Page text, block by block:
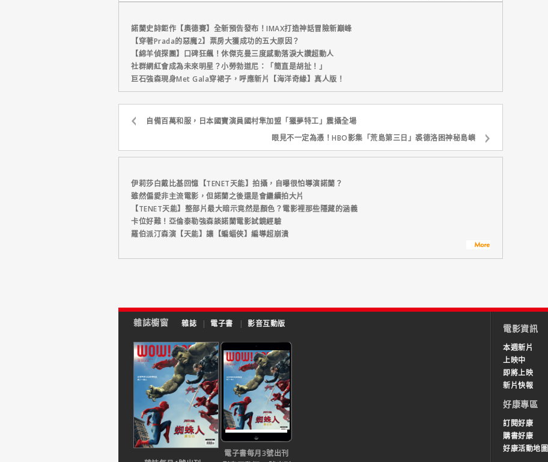
諾蘭史詩鉅作【奧德賽】全新預告發布！IMAX打造神話冒險新巔峰
【穿著Prada的惡魔2】票房大獲成功的五大原因？
【綿羊偵探團】口碑狂飆！休傑克曼三度感動落淚大讚超動人
社群網紅會成為未來明星？小勞勃道尼：「簡直是胡扯！」
巨石強森現身Met Gala穿裙子，呼應新片【海洋奇緣】真人版！
自備百萬和服，日本國寶演員國村隼加盟「獵夢特工」震攝全場
眼見不一定為憑！HBO影集「荒島第三日」裘德洛困神秘島嶼
伊莉莎白戴比基回憶【TENET天能】拍攝，自曝很怕導演諾蘭？
雖然偏愛非主流電影，但諾蘭之後還是會繼續拍大片
【TENET天能】整部片最大暗示竟然是顏色？電影裡那些隱藏的涵義
卡位好難！亞倫泰勒強森談諾蘭電影試鏡經驗
羅伯派汀森演【天能】讓【蝙蝠俠】編導超崩潰
雜誌櫥窗 雜誌 | 電子書 | 影音互動版
電子書每月3號出刊
電影資訊
本週新片
上映中
即將上映
新片快報
好康專區
訂閱好康
購書好康
好康活動地圖